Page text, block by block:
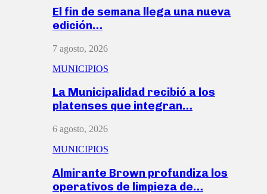
El fin de semana llega una nueva
edición…
7 agosto, 2026
MUNICIPIOS
La Municipalidad recibió a los
platenses que integran…
6 agosto, 2026
MUNICIPIOS
Almirante Brown profundiza los
operativos de limpieza de…